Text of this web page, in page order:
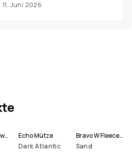
11. Juni 2026
Oracle W Snowboardjacke Damen
Echo Mütze
Dark Atlantic
Bravo W Fleecepullover Damen
Sand